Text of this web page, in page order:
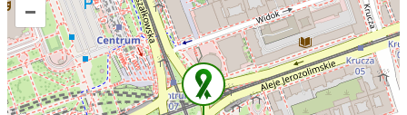
–